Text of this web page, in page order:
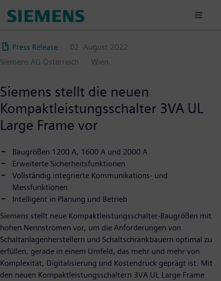
zum
Press Release
02. August 2022
Siemens AG Österreich
Wien
Siemens stellt die neuen
Kompaktleistungsschalter 3VA UL
Large Frame vor
Baugrößen 1200 A, 1600 A und 2000 A
Erweiterte Sicherheitsfunktionen
Vollständig integrierte Kommunikations- und
Messfunktionen
Intelligent in Planung und Betrieb
Siemens stellt neue Kompaktleistungsschalter-Baugrößen mit
hohen Nennströmen vor, um die Anforderungen von
Schaltanlagenherstellern und Schaltschrankbauern optimal zu
erfüllen, gerade in einem Umfeld, das mehr und mehr von
Komplexität, Digitalisierung und Kostendruck geprägt ist. Mit
den neuen Kompaktleistungsschaltern 3VA UL Large Frame